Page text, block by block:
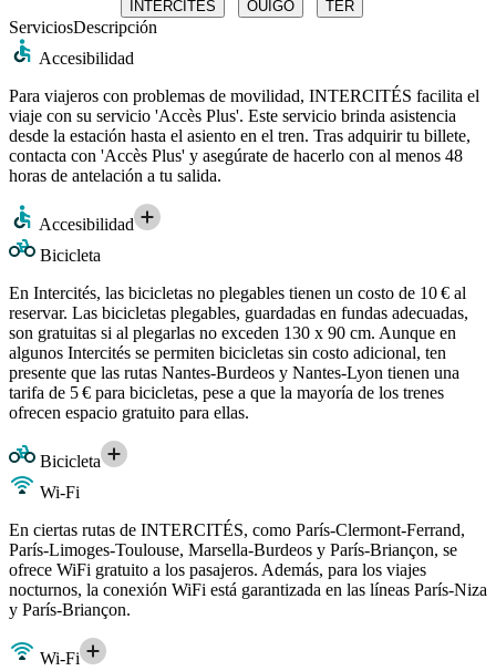
INTERCITÉS OUIGO TER
ServiciosDescripción
Accesibilidad
Para viajeros con problemas de movilidad, INTERCITÉS facilita el
viaje con su servicio 'Accès Plus'. Este servicio brinda asistencia
desde la estación hasta el asiento en el tren. Tras adquirir tu billete,
contacta con 'Accès Plus' y asegúrate de hacerlo con al menos 48
horas de antelación a tu salida.
Accesibilidad
Bicicleta
En Intercités, las bicicletas no plegables tienen un costo de 10 € al
reservar. Las bicicletas plegables, guardadas en fundas adecuadas,
son gratuitas si al plegarlas no exceden 130 x 90 cm. Aunque en
algunos Intercités se permiten bicicletas sin costo adicional, ten
presente que las rutas Nantes-Burdeos y Nantes-Lyon tienen una
tarifa de 5 € para bicicletas, pese a que la mayoría de los trenes
ofrecen espacio gratuito para ellas.
Bicicleta
Wi-Fi
En ciertas rutas de INTERCITÉS, como París-Clermont-Ferrand,
París-Limoges-Toulouse, Marsella-Burdeos y París-Briançon, se
ofrece WiFi gratuito a los pasajeros. Además, para los viajes
nocturnos, la conexión WiFi está garantizada en las líneas París-Niza
y París-Briançon.
Wi-Fi